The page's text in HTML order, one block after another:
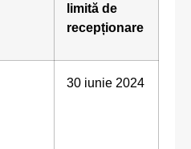
limită de
recepționare
30 iunie 2024